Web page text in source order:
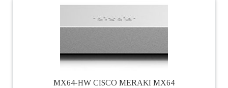
MX64-HW CISCO MERAKI MX64